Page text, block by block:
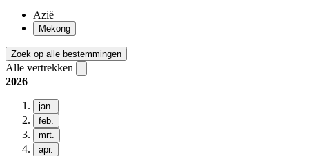
Azië
Mekong
Zoek op alle bestemmingen
Alle vertrekken
2026
jan.
feb.
mrt.
apr.